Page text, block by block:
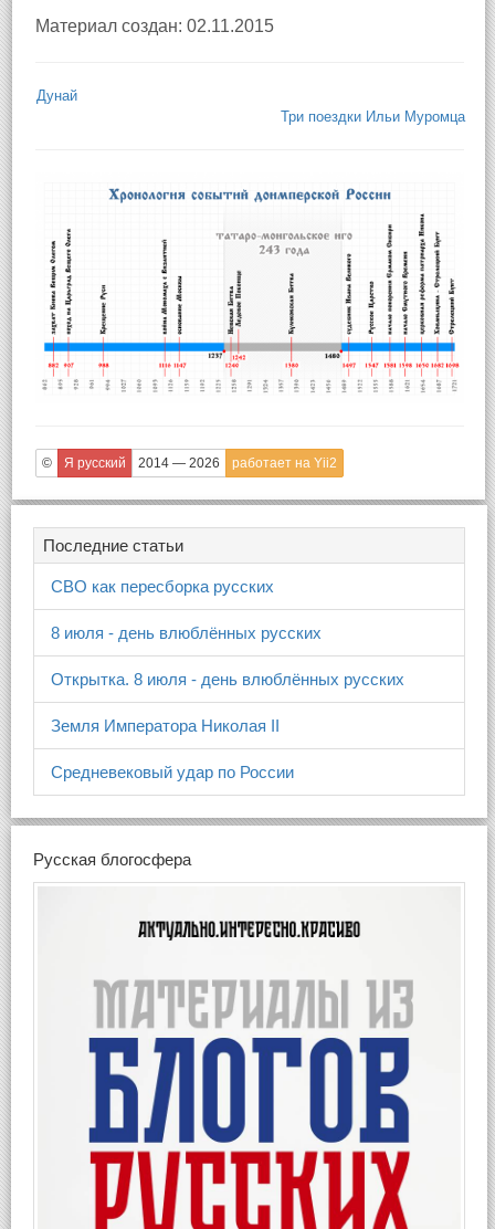
Материал создан: 02.11.2015
Дунай
Три поездки Ильи Муромца
© Я русский 2014 — 2026 работает на Yii2
Последние статьи
СВО как пересборка русских
8 июля - день влюблённых русских
Открытка. 8 июля - день влюблённых русских
Земля Императора Николая II
Средневековый удар по России
Русская блогосфера